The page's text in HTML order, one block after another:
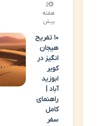
2
هفته
پیش
۱۰ تفریح
هیجان
انگیز در
کویر
ابوزید
آباد |
راهنمای
کامل
سفر